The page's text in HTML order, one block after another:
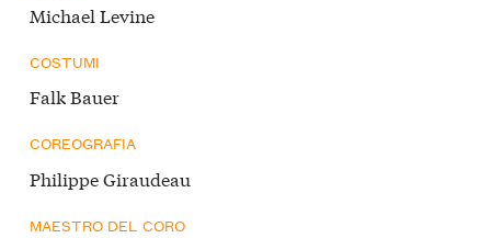
Michael Levine
COSTUMI
Falk Bauer
COREOGRAFIA
Philippe Giraudeau
MAESTRO DEL CORO